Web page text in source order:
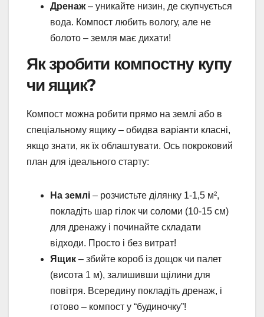
Дренаж– уникайте низин, де скупчується
вода. Компост любить вологу, але не
болото – земля має дихати!
Як зробити компостну купу
чи ящик?
Компост можна робити прямо на землі або в
спеціальному ящику – обидва варіанти класні,
якщо знати, як їх облаштувати. Ось покроковий
план для ідеального старту:
На землі – розчистьте ділянку 1-1,5 м²,
покладіть шар гілок чи соломи (10-15 см)
для дренажу і починайте складати
відходи. Просто і без витрат!
Ящик – збийте короб із дощок чи палет
(висота 1 м), залишивши щілини для
повітря. Всередину покладіть дренаж, і
готово – компост у “будиночку”!